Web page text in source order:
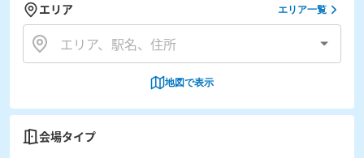
エリア エリア一覧
地図で表示
会場タイプ